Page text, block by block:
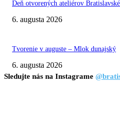
Deň otvorených ateliérov
6. augusta 2026
Tvorenie v auguste – Mlok dunajský
6. augusta 2026
Sledujte nás na Instagrame